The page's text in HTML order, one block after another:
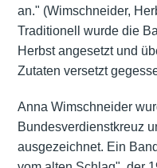
an." (Wimschneider,
Traditionell wurde die
Herbst angesetzt und
Zutaten versetzt
Anna Wimschneider
Bundesverdienstkreuz
ausgezeichnet. Ein